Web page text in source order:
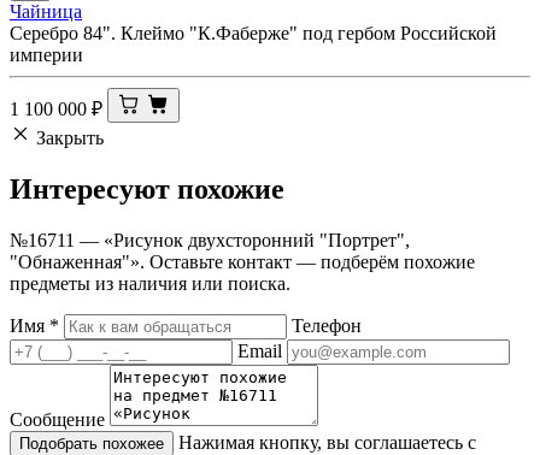
Чайница
Серебро 84". Клеймо "К.Фаберже" под гербом Российской
империи
1 100 000 ₽
Закрыть
Интересуют похожие
№16711 — «Рисунок двухсторонний "Портрет",
"Обнаженная"». Оставьте контакт — подберём похожие
предметы из наличия или поиска.
Имя *
Телефон
Email
Сообщение
Подобрать похожее
Нажимая кнопку, вы соглашаетесь с